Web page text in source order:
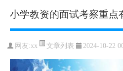
小学教资的面试考察重点
网友:xx 文章列表 2024-10-22